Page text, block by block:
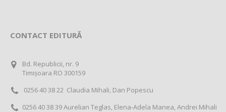
CONTACT EDITURĂ
Bd. Republicii, nr. 9
Timișoara RO 300159
0256 40 38 22 Claudia Mihali, Dan Popescu
0256 40 38 39 Aurelian Teglas, Elena-Adela Manea, Andrei Mihali